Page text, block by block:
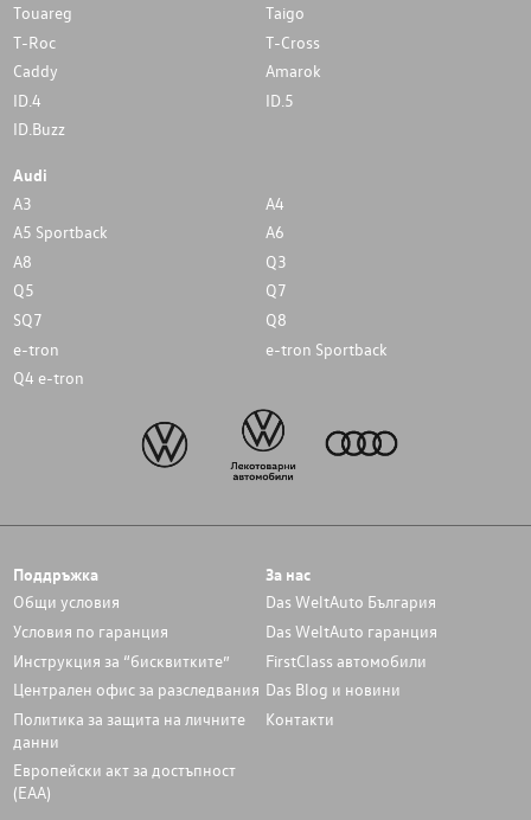
Touareg
Taigo
T-Roc
T-Cross
Caddy
Amarok
ID.4
ID.5
ID.Buzz
Audi
A3
A4
A5 Sportback
A6
A8
Q3
Q5
Q7
SQ7
Q8
e-tron
e-tron Sportback
Q4 e-tron
Поддръжка
Общи условия
Условия по гаранция
Инструкция за “бисквитките”
Централен офис за разследвания
Политика за защита на личните
данни
Европейски акт за достъпност
(ЕАА)
За нас
Das WeltAuto България
Das WeltAuto гаранция
FirstClass автомобили
Das Blog и новини
Контакти